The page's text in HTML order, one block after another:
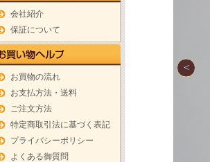
会社紹介
保証について
お買物の流れ
お支払方法・送料
ご注文方法
特定商取引法に基づく表記
プライバシーポリシー
よくある御質問